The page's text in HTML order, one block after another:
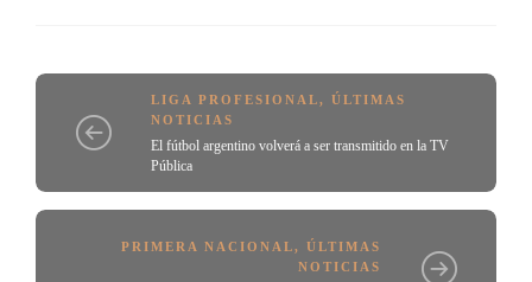
LIGA PROFESIONAL, ÚLTIMAS
NOTICIAS
El fútbol argentino volverá a ser transmitido en la TV
Pública
PRIMERA NACIONAL, ÚLTIMAS
NOTICIAS